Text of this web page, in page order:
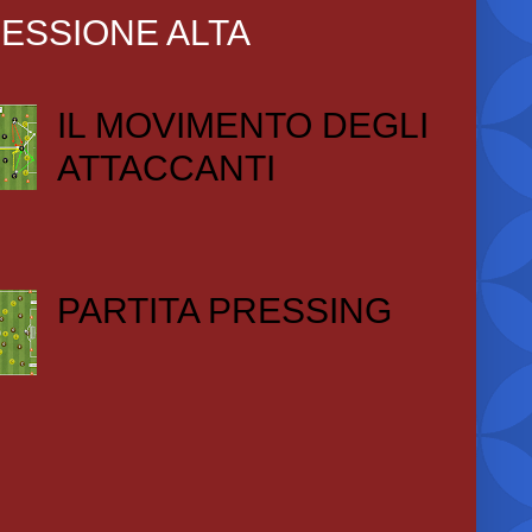
ALTA
IL MOVIMENTO DEGLI
ATTACCANTI
PARTITA PRESSING